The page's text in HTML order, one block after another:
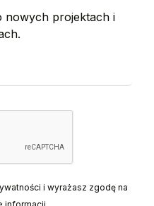
nowych projektach i
i wyrażasz zgodę na